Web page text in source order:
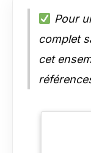
Pour
complet
cet